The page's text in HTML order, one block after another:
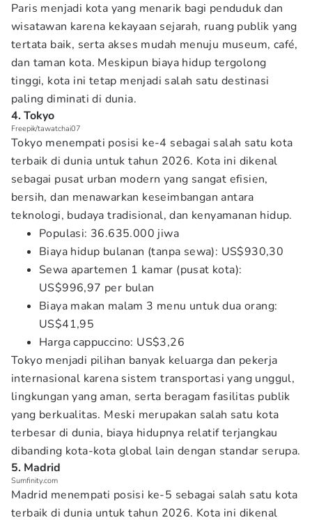
Paris menjadi kota yang menarik bagi penduduk dan
wisatawan karena kekayaan sejarah, ruang publik yang
tertata baik, serta akses mudah menuju museum, café,
dan taman kota. Meskipun biaya hidup tergolong
tinggi, kota ini tetap menjadi salah satu destinasi
paling diminati di dunia.
4. Tokyo
Freepik/tawatchai07
Tokyo menempati posisi ke-4 sebagai salah satu kota
terbaik di dunia untuk tahun 2026. Kota ini dikenal
sebagai pusat urban modern yang sangat efisien,
bersih, dan menawarkan keseimbangan antara
teknologi, budaya tradisional, dan kenyamanan hidup.
Populasi: 36.635.000 jiwa
Biaya hidup bulanan (tanpa sewa): US$930,30
Sewa apartemen 1 kamar (pusat kota):
US$996,97 per bulan
Biaya makan malam 3 menu untuk dua orang:
US$41,95
Harga cappuccino: US$3,26
Tokyo menjadi pilihan banyak keluarga dan pekerja
internasional karena sistem transportasi yang unggul,
lingkungan yang aman, serta beragam fasilitas publik
yang berkualitas. Meski merupakan salah satu kota
terbesar di dunia, biaya hidupnya relatif terjangkau
dibanding kota-kota global lain dengan standar serupa.
5. Madrid
Sumfinity.com
Madrid menempati posisi ke-5 sebagai salah satu kota
terbaik di dunia untuk tahun 2026. Kota ini dikenal